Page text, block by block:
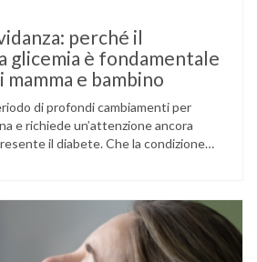
perché il
glicemia è fondamentale
mamma e bambino
di profondi cambiamenti per
e richiede un’attenzione ancora
il diabete. Che la condizione
(diabete gestazionale),